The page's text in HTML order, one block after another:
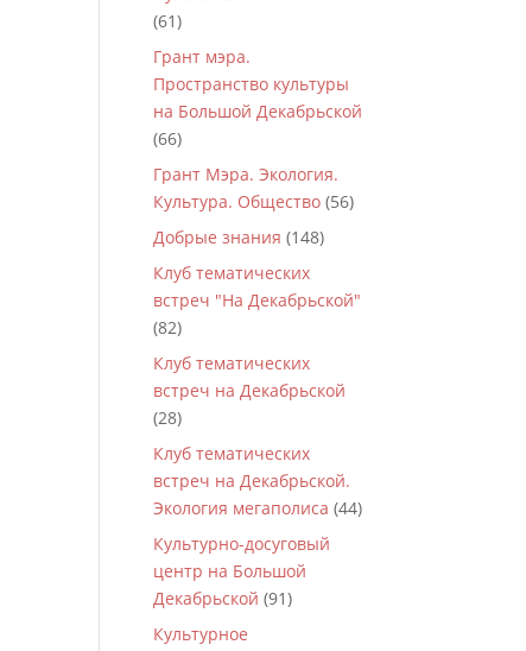
(61)
Грант мэра.
Пространство культуры
на Большой Декабрьской
(66)
Грант Мэра. Экология.
Культура. Общество (56)
Добрые знания (148)
Клуб тематических
встреч "На Декабрьской"
(82)
Клуб тематических
встреч на Декабрьской
(28)
Клуб тематических
встреч на Декабрьской.
Экология мегаполиса (44)
Культурно-досуговый
центр на Большой
Декабрьской (91)
Культурное